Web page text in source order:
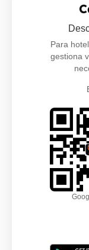
Para
gestiona